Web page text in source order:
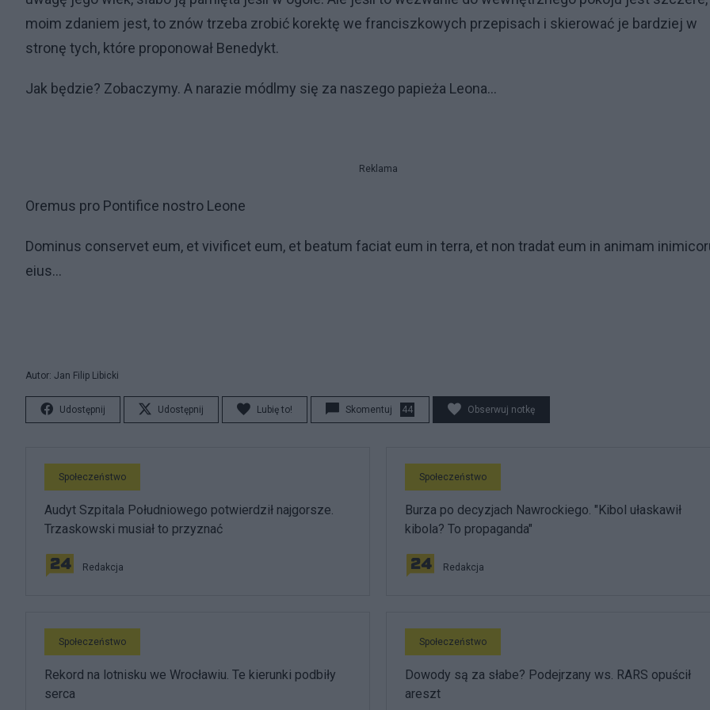
moim zdaniem jest, to znów trzeba zrobić korektę we franciszkowych przepisach i skierować je bardziej w
stronę tych, które proponował Benedykt.
Jak będzie? Zobaczymy. A narazie módlmy się za naszego papieża Leona…
Reklama
Oremus pro Pontifice nostro Leone
Dominus conservet eum, et vivificet eum, et beatum faciat eum in terra, et non tradat eum in animam
eius…
Autor: Jan Filip Libicki
Udostępnij Udostępnij Lubię to! Skomentuj 44 Obserwuj notkę
Społeczeństwo
Audyt Szpitala Południowego potwierdził najgorsze.
Trzaskowski musiał to przyznać
Redakcja
Społeczeństwo
Burza po decyzjach Nawrockiego. "Kibol ułaskawił
kibola? To propaganda"
Redakcja
Społeczeństwo
Rekord na lotnisku we Wrocławiu. Te kierunki podbiły
serca
Społeczeństwo
Dowody są za słabe? Podejrzany ws. RARS opuścił
areszt